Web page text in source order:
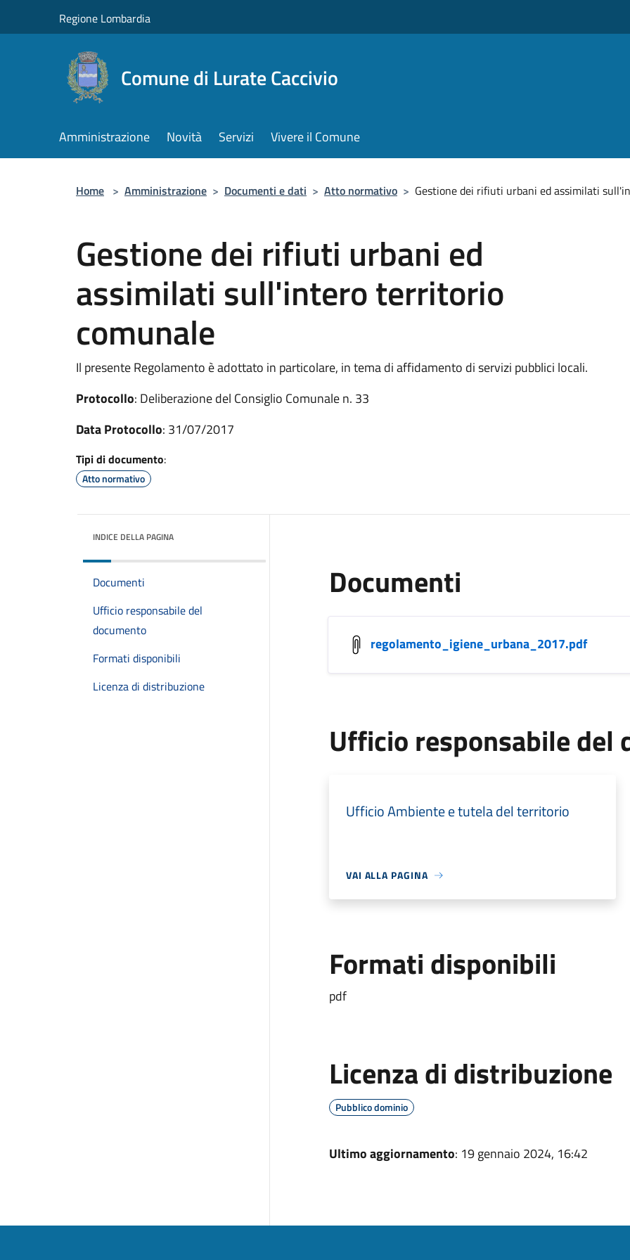
Regione Lombardia
Comune di Lurate Caccivio
Amministrazione Novità Servizi Vivere il Comune
Home > Amministrazione > Documenti e dati > Atto normativo > Gestione dei rifiuti urbani ed assimilati
Gestione dei rifiuti urbani ed
assimilati sull'intero territorio
comunale
Il presente Regolamento è adottato in particolare, in tema di affidamento di servizi pubblici locali.
Protocollo: Deliberazione del Consiglio Comunale n. 33
Data Protocollo: 31/07/2017
Tipi di documento:
Atto normativo
INDICE DELLA PAGINA
Documenti
Ufficio responsabile del
documento
Formati disponibili
Licenza di distribuzione
Documenti
regolamento_igiene_urbana_2017.pdf
Ufficio responsabile del
Ufficio Ambiente e tutela del territorio
VAI ALLA PAGINA
Formati disponibili
pdf
Licenza di distribuzione
Pubblico dominio
Ultimo aggiornamento: 19 gennaio 2024, 16:42